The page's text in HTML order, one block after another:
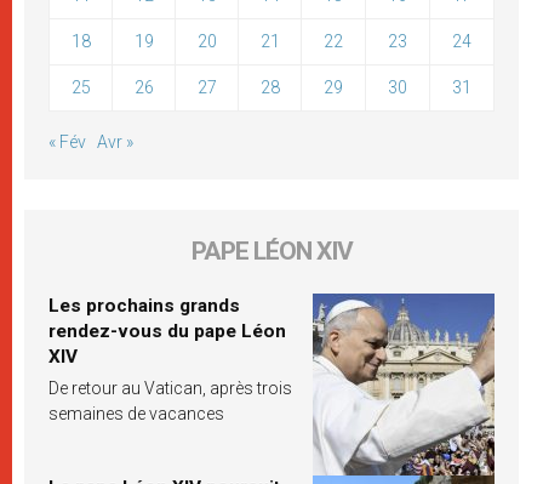
18 19 20 21 22 23 24
25 26 27 28 29 30 31
« Fév Avr »
PAPE LÉON XIV
Les prochains grands
rendez-vous du pape Léon
XIV
De retour au Vatican, après trois
semaines de vacances